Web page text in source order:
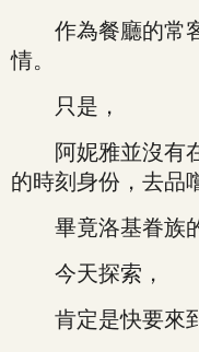
作為餐廳的常客
情。
只是，
阿妮雅並沒有在
的時刻身份，去品
畢竟洛基眷族的
今天探索，
肯定是快要來到